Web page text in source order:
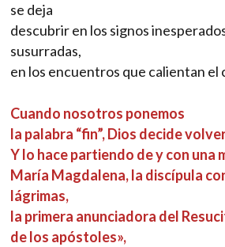
se deja
descubrir en los signos
susurradas,
en los encuentros que calientan el
Cuando nosotros ponemos
la palabra “fin”, Dios decide
Y lo hace partiendo de y con una
María Magdalena, la discípula
lágrimas,
la primera anunciadora del
de los apóstoles»,